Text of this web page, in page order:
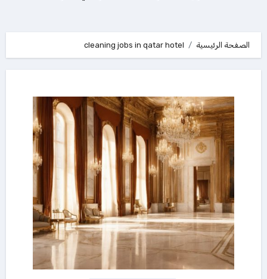
الصفحة الرئيسية cleaning jobs in qatar hotel